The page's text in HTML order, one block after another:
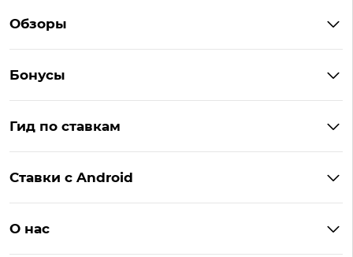
Обзоры
BetBoom
Пари
Леон
Бонусы
Бонусы BetBoom
Бонусы Леон
Гид по ставкам
Ставки с Android
О нас